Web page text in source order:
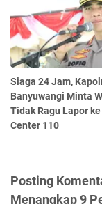
Siaga 24 Jam,
Banyuwangi Minta
Tidak Ragu Lapor ke
Center 110
Posting
Menangkap 9